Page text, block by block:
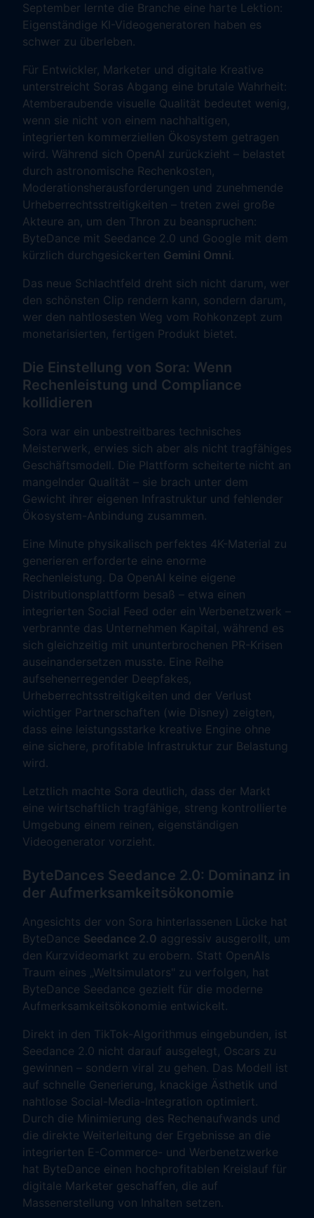
September lernte die Branche eine harte Lektion:
Eigenständige KI-Videogeneratoren haben es
schwer zu überleben.
Für Entwickler, Marketer und digitale Kreative
unterstreicht Soras Abgang eine brutale Wahrheit:
Atemberaubende visuelle Qualität bedeutet wenig,
wenn sie nicht von einem nachhaltigen,
integrierten kommerziellen Ökosystem getragen
wird. Während sich OpenAI zurückzieht – belastet
durch astronomische Rechenkosten,
Moderationsherausforderungen und zunehmende
Urheberrechtsstreitigkeiten – treten zwei große
Akteure an, um den Thron zu beanspruchen:
ByteDance mit Seedance 2.0 und Google mit dem
kürzlich durchgesickerten Gemini Omni.
Das neue Schlachtfeld dreht sich nicht darum, wer
den schönsten Clip rendern kann, sondern darum,
wer den nahtlosesten Weg vom Rohkonzept zum
monetarisierten, fertigen Produkt bietet.
Die Einstellung von Sora: Wenn
Rechenleistung und Compliance
kollidieren
Sora war ein unbestreitbares technisches
Meisterwerk, erwies sich aber als nicht tragfähiges
Geschäftsmodell. Die Plattform scheiterte nicht an
mangelnder Qualität – sie brach unter dem
Gewicht ihrer eigenen Infrastruktur und fehlender
Ökosystem-Anbindung zusammen.
Eine Minute physikalisch perfektes 4K-Material zu
generieren erforderte eine enorme
Rechenleistung. Da OpenAI keine eigene
Distributionsplattform besaß – etwa einen
integrierten Social Feed oder ein Werbenetzwerk –
verbrannte das Unternehmen Kapital, während es
sich gleichzeitig mit ununterbrochenen PR-Krisen
auseinandersetzen musste. Eine Reihe
aufsehenerregender Deepfakes,
Urheberrechtsstreitigkeiten und der Verlust
wichtiger Partnerschaften (wie Disney) zeigten,
dass eine leistungsstarke kreative Engine ohne
eine sichere, profitable Infrastruktur zur Belastung
wird.
Letztlich machte Sora deutlich, dass der Markt
eine wirtschaftlich tragfähige, streng kontrollierte
Umgebung einem reinen, eigenständigen
Videogenerator vorzieht.
ByteDances Seedance 2.0: Dominanz in
der Aufmerksamkeitsökonomie
Angesichts der von Sora hinterlassenen Lücke hat
ByteDance Seedance 2.0 aggressiv ausgerollt, um
den Kurzvideomarkt zu erobern. Statt OpenAIs
Traum eines „Weltsimulators" zu verfolgen, hat
ByteDance Seedance gezielt für die moderne
Aufmerksamkeitsökonomie entwickelt.
Direkt in den TikTok-Algorithmus eingebunden, ist
Seedance 2.0 nicht darauf ausgelegt, Oscars zu
gewinnen – sondern viral zu gehen. Das Modell ist
auf schnelle Generierung, knackige Ästhetik und
nahtlose Social-Media-Integration optimiert.
Durch die Minimierung des Rechenaufwands und
die direkte Weiterleitung der Ergebnisse an die
integrierten E-Commerce- und Werbenetzwerke
hat ByteDance einen hochprofitablen Kreislauf für
digitale Marketer geschaffen, die auf
Massenerstellung von Inhalten setzen.